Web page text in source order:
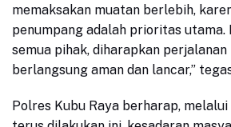
memaksakan muatan berlebih,
penumpang adalah prioritas utama.
semua pihak, diharapkan
berlangsung aman dan lancar,”
Polres Kubu Raya berharap,